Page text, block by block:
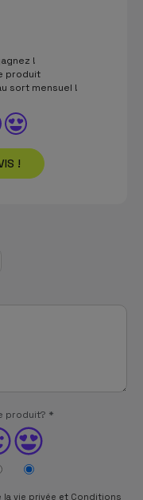
!
produit
sort mensuel !
!
produit? *
vie privée et Conditions